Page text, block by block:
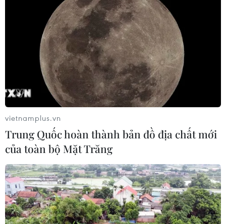
vietnamplus.vn
Trung Quốc hoàn thành bản đồ địa chất mới
của toàn bộ Mặt Trăng